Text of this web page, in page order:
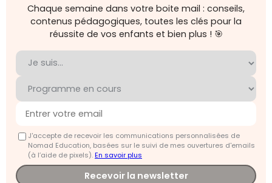
Chaque semaine dans votre boite mail : conseils,
contenus pédagogiques, toutes les clés pour la
réussite de vos enfants et bien plus ! 🎯
J'accepte de recevoir les communications personnalisées de
Nomad Education, basées sur le suivi de mes ouvertures d'emails
(à l’aide de pixels).En savoir plus
Recevoir la newsletter